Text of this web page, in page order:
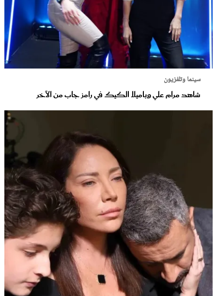
سينما وتلفزيون
شاهد مرام علي وباميلا الكيك في رامز جاب من الآخر